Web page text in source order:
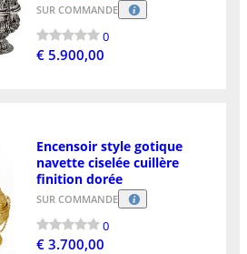
SUR COMMANDE
0
€ 5.900,00
Encensoir style gotique
navette ciselée cuillère
finition dorée
SUR COMMANDE
0
€ 3.700,00